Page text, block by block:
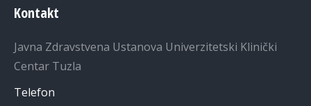
Kontakt
Javna Zdravstvena Ustanova Univerzitetski Klinički
Centar Tuzla
Telefon